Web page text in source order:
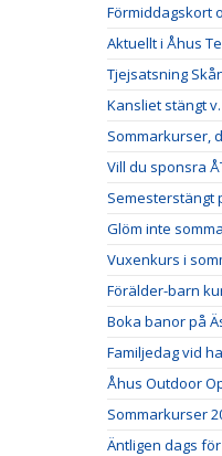
Förmiddagskort
Aktuellt i Åhus
Tjejsatsning
Kansliet stängt v.
Sommarkurser,
Vill du sponsra
Semesterstängt
Glöm inte
Vuxenkurs i
Förälder-barn
Boka banor på
Familjedag vid
Åhus Outdoor
Sommarkurser
Äntligen dags